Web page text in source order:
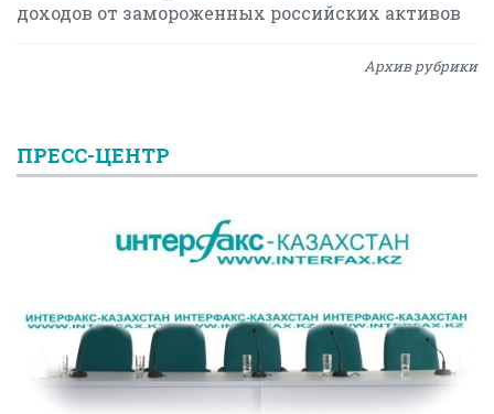
доходов от замороженных российских активов
Архив рубрики
ПРЕСС-ЦЕНТР